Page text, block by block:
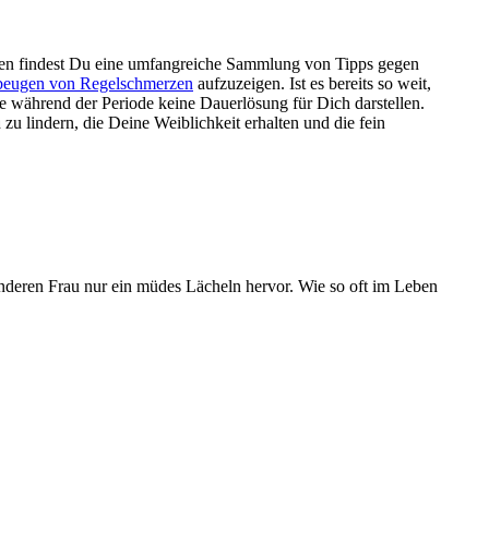
findest Du eine umfangreiche Sammlung von Tipps gegen
von Regelschmerzen aufzuzeigen. Ist es bereits so weit,
während der Periode keine Dauerlösung für Dich darstellen.
lindern, die Deine Weiblichkeit erhalten und die fein
Frau nur ein müdes Lächeln hervor. Wie so oft im Leben